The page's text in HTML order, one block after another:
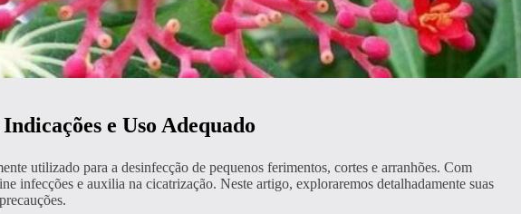
e Uso Adequado
utilizado para a desinfecção de pequenos ferimentos, cortes e arranhões. Com
infecções e auxilia na cicatrização. Neste artigo, exploraremos detalhadamente suas